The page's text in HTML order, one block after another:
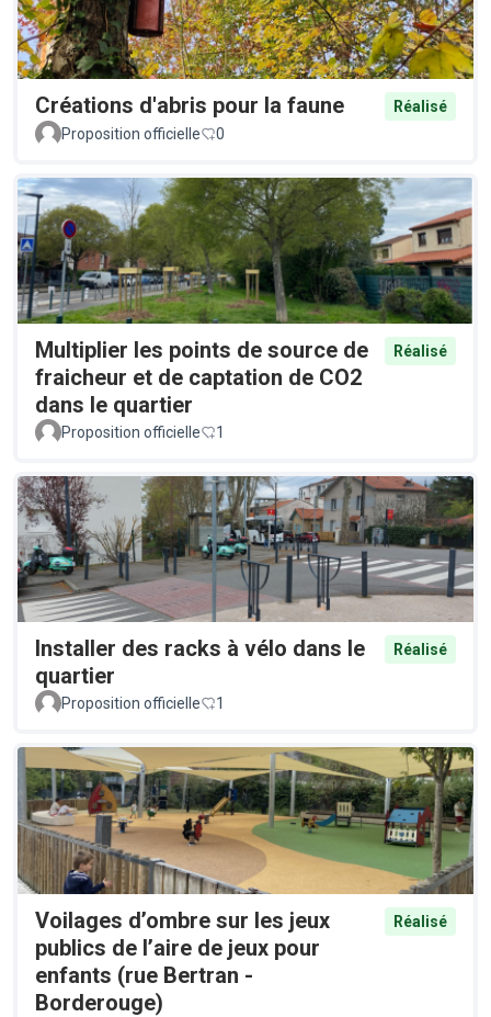
Créations d'abris pour la faune
Réalisé
Proposition officielle
0
Multiplier les points de source de
fraicheur et de captation de CO2
dans le quartier
Réalisé
Proposition officielle 1
Installer des racks à vélo dans le
quartier
Réalisé
Proposition officielle 1
Voilages d’ombre sur les jeux
publics de l’aire de jeux pour
enfants (rue Bertran -
Borderouge)
Réalisé